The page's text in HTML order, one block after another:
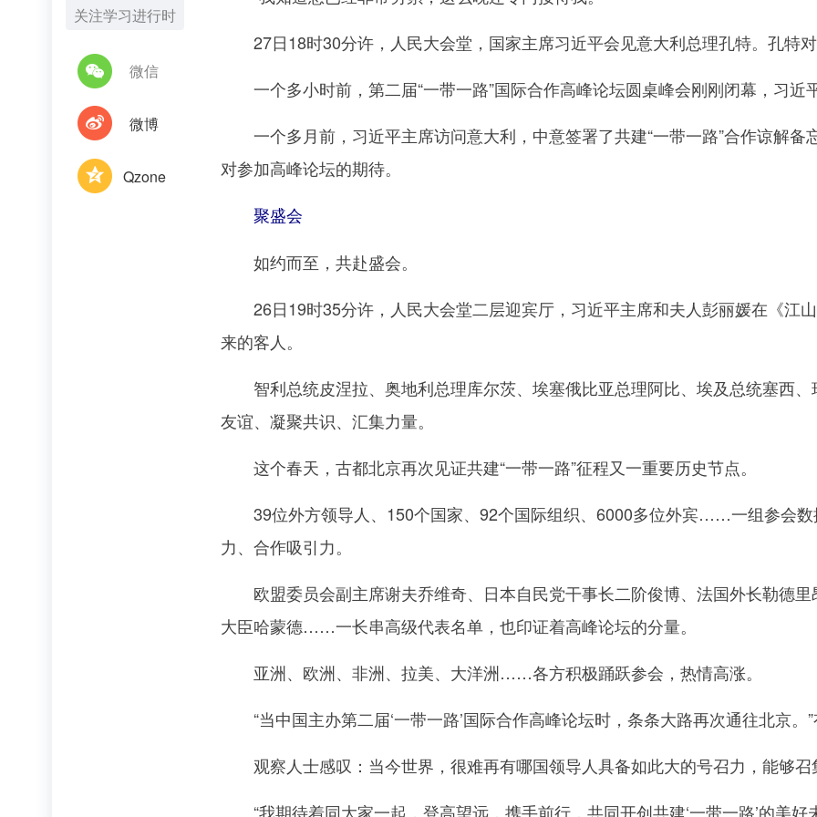
关注学习进行时
微信
微博
Qzone
27日18时30分许，人民大会堂，国家主席习近平会见意大利总理孔特。孔特
一个多小时前，第二届“一带一路”国际合作高峰论坛圆桌峰会刚刚闭幕，习近
一个多月前，习近平主席访问意大利，中意签署了共建“一带一路”合作谅解备
对参加高峰论坛的期待。
聚盛会
如约而至，共赴盛会。
26日19时35分许，人民大会堂二层迎宾厅，习近平主席和夫人彭丽媛在《江
来的客人。
智利总统皮涅拉、奥地利总理库尔茨、埃塞俄比亚总理阿比、埃及总统塞西
友谊、凝聚共识、汇集力量。
这个春天，古都北京再次见证共建“一带一路”征程又一重要历史节点。
39位外方领导人、150个国家、92个国际组织、6000多位外宾……一组参会数
力、合作吸引力。
欧盟委员会副主席谢夫乔维奇、日本自民党干事长二阶俊博、法国外长勒德里
大臣哈蒙德……一长串高级代表名单，也印证着高峰论坛的分量。
亚洲、欧洲、非洲、拉美、大洋洲……各方积极踊跃参会，热情高涨。
“当中国主办第二届‘一带一路’国际合作高峰论坛时，条条大路再次通往北京。
观察人士感叹：当今世界，很难再有哪国领导人具备如此大的号召力，能够召
“我期待着同大家一起，登高望远，携手前行，共同开创共建‘一带一路’的美好